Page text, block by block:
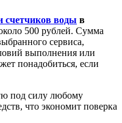
счетчиков воды в
500 рублей. Сумма
сервиса,
выполнения или
понадобиться, если
под силу любому
что экономит поверка